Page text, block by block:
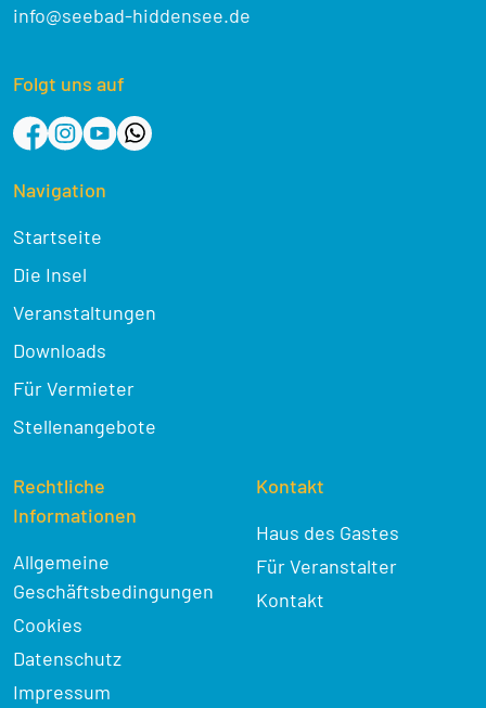
info@seebad-hiddensee.de
Folgt uns auf
Navigation
Startseite
Die Insel
Veranstaltungen
Downloads
Für Vermieter
Stellenangebote
Rechtliche
Informationen
Allgemeine
Geschäftsbedingungen
Cookies
Datenschutz
Impressum
Kontakt
Haus des Gastes
Für Veranstalter
Kontakt